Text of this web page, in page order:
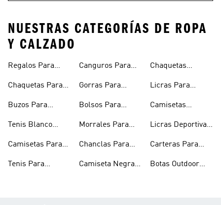
NUESTRAS CATEGORÍAS DE ROPA
Y CALZADO
Regalos Para
Chaquetas Para
Buzos Para
Tenis Blanco
Camisetas Para
Tenis Para
Canguros Para
Gorras Para
Bolsos Para
Morrales Para
Chanclas Para
Camiseta Negra
Chaquetas
Hombre
Licras Para
Camisetas
Hombre
Licras Deportivas
Carteras Para
Botas Outdoor